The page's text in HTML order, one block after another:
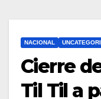
NACIONAL
Cierre
Til Til a